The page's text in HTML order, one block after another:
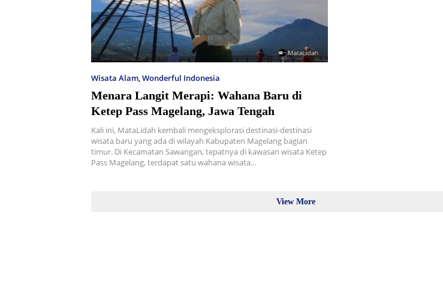
Wisata Alam,Wonderful Indonesia
Menara Langit Merapi: Wahana Baru di
Ketep Pass Magelang, Jawa Tengah
Kali ini, MataLidah kembali mengeksplorasi destinasi-destinasi
wisata baru yang ada di wilayah Kabupaten Magelang bagian
timur. Di Kecamatan Sawangan, tepatnya di kawasan wisata Ketep
Pass Magelang, terdapat satu wahana wisata…
View More